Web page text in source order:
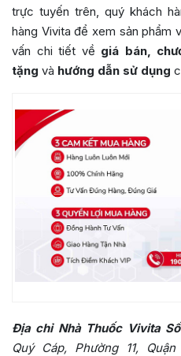
trực tuyến trên, quý khách
hàng Vivita để xem sản
vấn chi tiết về giá bán,
tặng và hướng dẫn sử dụng
Địa chỉ Nhà Thuốc Vivita
Quý Cáp, Phường 11,